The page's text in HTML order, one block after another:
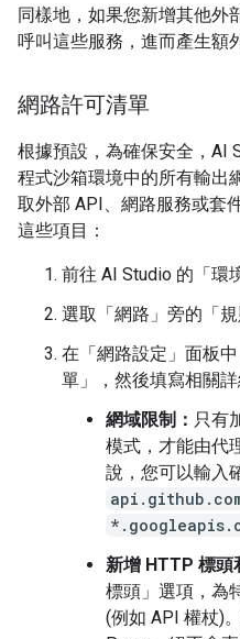
同樣地，如果您新增其他外
呼叫這些服務，進而產生額
網路許可清單
根據預設，為確保安全，AI
程式沙箱環境中的所有輸出
取外部 API、網路服務或套
這些項目：
前往 AI Studio 的「環
選取「網路」 旁的「規
在「網路設定」 面板
單」
，然後填寫相關詳
網域限制： 只有
模式，才能由代
說，您可以輸入
新增 HTTP 標頭
標頭」 選項，為
(例如 API 權杖)